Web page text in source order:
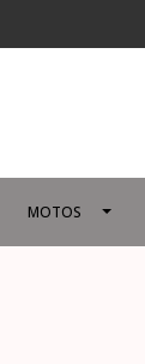
MOTOS